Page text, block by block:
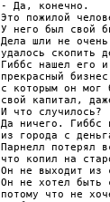
- Да, конечно.
Это пожилой
У него был свой
Дела шли не
удалось скопить
Гиббс нашел его
прекрасный
с которым он мог
свой капитал,
И что случилось?
Да ничего. Гиббс
из города с
Парнелл потерял
что копил на
Он не выходит из
Он не хотел быть
потому что не